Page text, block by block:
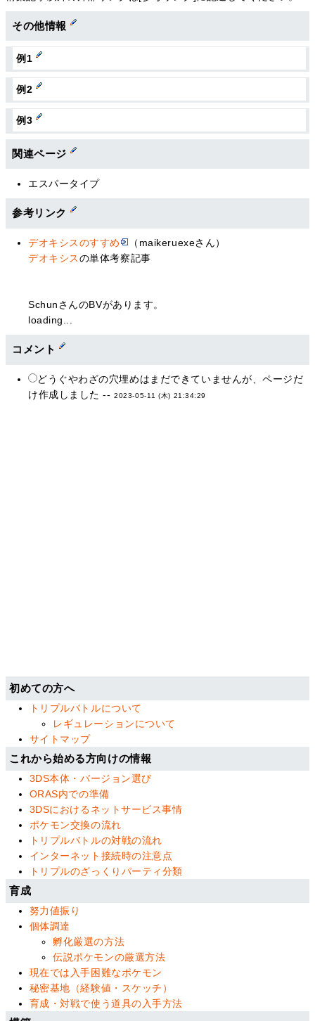
その他情報
例1
例2
例3
関連ページ
エスパータイプ
参考リンク
デオキシスのすすめ
（maikeruexeさん）
デオキシスの単体考察記事
SchunさんのBVがあります。
loading...
コメント
どうぐやわざの穴埋めはまだできていませんが、ページだ
け作成しました --2023-05-11 (木) 21:34:29
初めての方へ
トリプルバトルについて
レギュレーションについて
サイトマップ
これから始める方向けの情報
3DS本体・バージョン選び
ORAS内での準備
3DSにおけるネットサービス事情
ポケモン交換の流れ
トリプルバトルの対戦の流れ
インターネット接続時の注意点
トリプルのざっくりパーティ分類
育成
努力値振り
個体調達
孵化厳選の方法
伝説ポケモンの厳選方法
現在では入手困難なポケモン
秘密基地（経験値・スケッチ）
育成・対戦で使う道具の入手方法